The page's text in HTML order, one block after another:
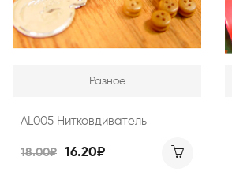
Разное
AL005 Нитковдиватель
18.00₽ 16.20₽